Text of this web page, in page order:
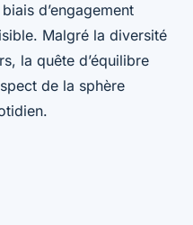
d’engagement
Malgré la diversité
la quête d’équilibre
de la sphère